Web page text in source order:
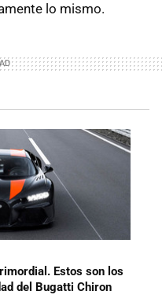
lo mismo.
Estos son los
del Bugatti Chiron